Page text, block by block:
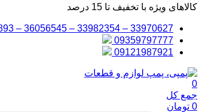
کالاهای ویژه با تخفیف تا 15 درصد
33970627 – 33982354 – 36056545 – 36610893 – 33953713
09359797777
09121987921
0
جمع کل
0 تومان